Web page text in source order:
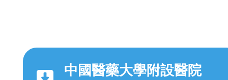
中國醫藥大學附設醫院